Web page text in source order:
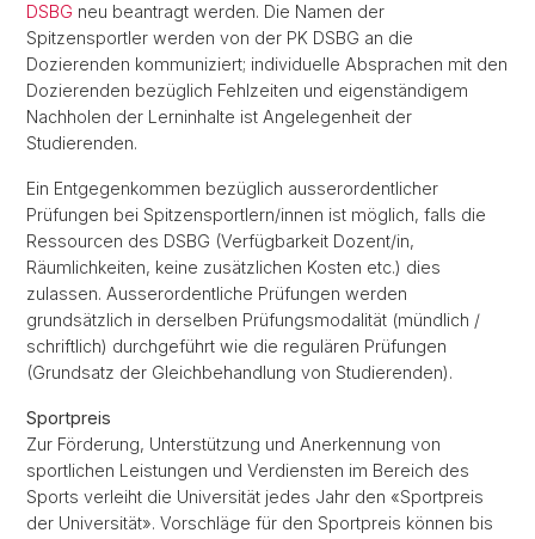
DSBG neu beantragt werden. Die Namen der
Spitzensportler werden von der PK DSBG an die
Dozierenden kommuniziert; indivi­duelle Absprachen mit den
Dozierenden bezüglich Fehlzeiten und eigenständigem
Nachholen der Lerninhalte ist Angelegenheit der
Studierenden.
Ein Entgegenkommen bezüglich ausserordentlicher
Prüfungen bei Spitzensportlern/innen ist möglich, falls die
Ressourcen des DSBG (Verfügbarkeit Dozent/in,
Räumlichkeiten, keine zusätzlichen Kosten etc.) dies
zulassen. Ausserordentliche Prüfungen werden
grundsätzlich in derselben Prüfungsmodalität (mündlich /
schriftlich) durchgeführt wie die regulären Prüfungen
(Grundsatz der Gleichbehandlung von Studierenden).
Sportpreis
Zur Förderung, Unterstützung und Anerkennung von
sportlichen Leistungen und Verdiensten im Bereich des
Sports verleiht die Universität jedes Jahr den «Sportpreis
der Universität». Vorschläge für den Sportpreis können bis